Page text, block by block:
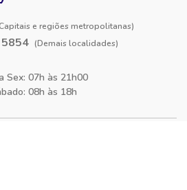
e regiões metropolitanas)
(Demais localidades)
Sex: 07h às 21h00
08h às 18h